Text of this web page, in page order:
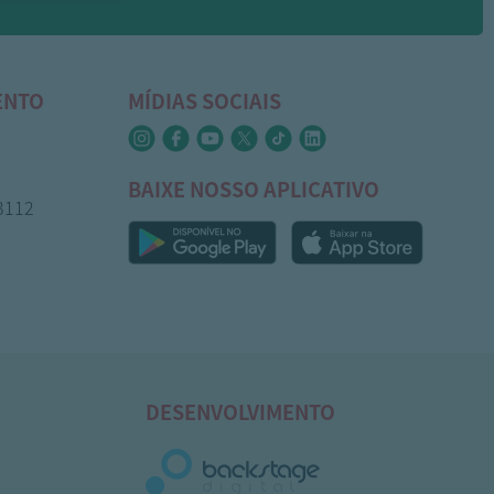
MÍDIAS SOCIAIS
BAIXE NOSSO APLICATIVO
DESENVOLVIMENTO